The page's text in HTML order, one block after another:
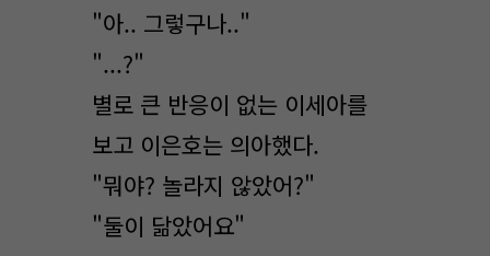
"아.. 그렇구나.."
"...?"
별로 큰 반응이 없는 이세아를
보고 이은호는 의아했다.
"뭐야? 놀라지 않았어?"
"둘이 닮았어요"